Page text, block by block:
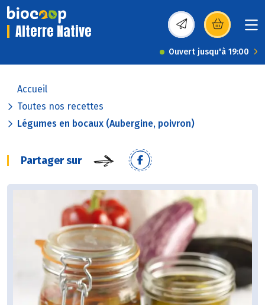
Alterre Native (s’ouvre dans une
Ouvert jusqu'à 19:00
Accueil
Toutes nos recettes
Légumes en bocaux (Aubergine, poivron)
Partager sur